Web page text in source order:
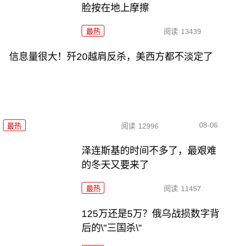
脸按在地上摩擦
最热 阅读 13439
信息量很大！歼20越肩反杀，美西方都不淡定了
最热 阅读 12996 08-06
泽连斯基的时间不多了，最艰难
的冬天又要来了
最热 阅读 11457
125万还是5万？俄乌战损数字背
后的\"三国杀\"